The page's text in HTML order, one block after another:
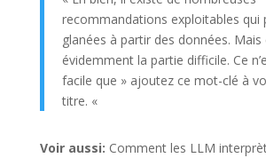
recommandations exploitables qui
glanées à partir des données. Mais
évidemment la partie difficile. Ce
facile que » ajoutez ce mot-clé à
titre. «
Voir aussi: Comment les LLM